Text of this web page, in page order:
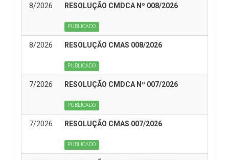
8/2026 RESOLUÇÃO CMDCA Nº 008/2026
PUBLICADO
8/2026 RESOLUÇÃO CMAS 008/2026
PUBLICADO
7/2026 RESOLUÇÃO CMDCA Nº 007/2026
PUBLICADO
7/2026 RESOLUÇÃO CMAS 007/2026
PUBLICADO